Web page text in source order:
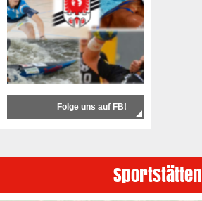
Folge uns auf FB!
Sportstätten